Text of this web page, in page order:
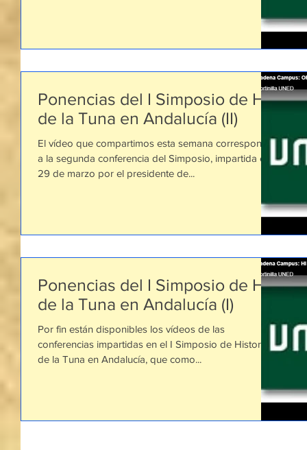
Ponencias del I Simposio de Hª
de la Tuna en Andalucía (II)
El vídeo que compartimos esta semana corresponde
a la segunda conferencia del Simposio, impartida el
29 de marzo por el presidente de...
Ponencias del I Simposio de Hª
de la Tuna en Andalucía (I)
Por fin están disponibles los vídeos de las
conferencias impartidas en el I Simposio de Historia
de la Tuna en Andalucía, que como...